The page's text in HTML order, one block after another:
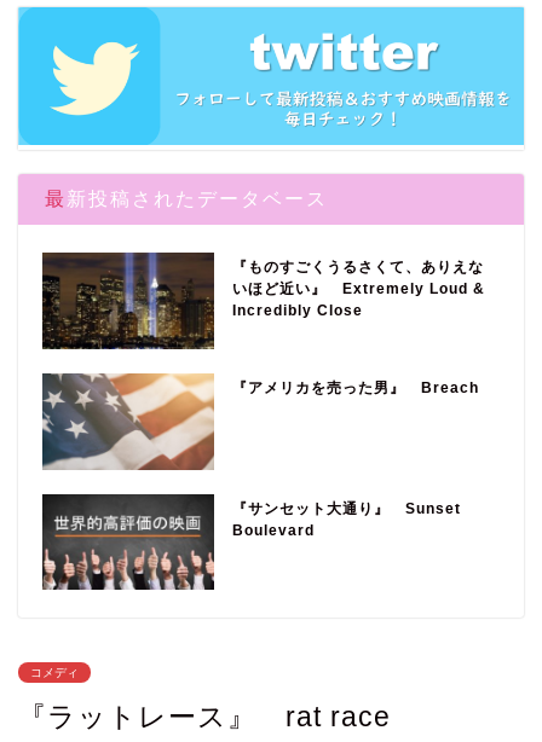
最新投稿されたデータベース
『ものすごくうるさくて、ありえな
いほど近い』 Extremely Loud &
Incredibly Close
『アメリカを売った男』 Breach
『サンセット大通り』 Sunset
Boulevard
コメディ
『ラットレース』 rat race